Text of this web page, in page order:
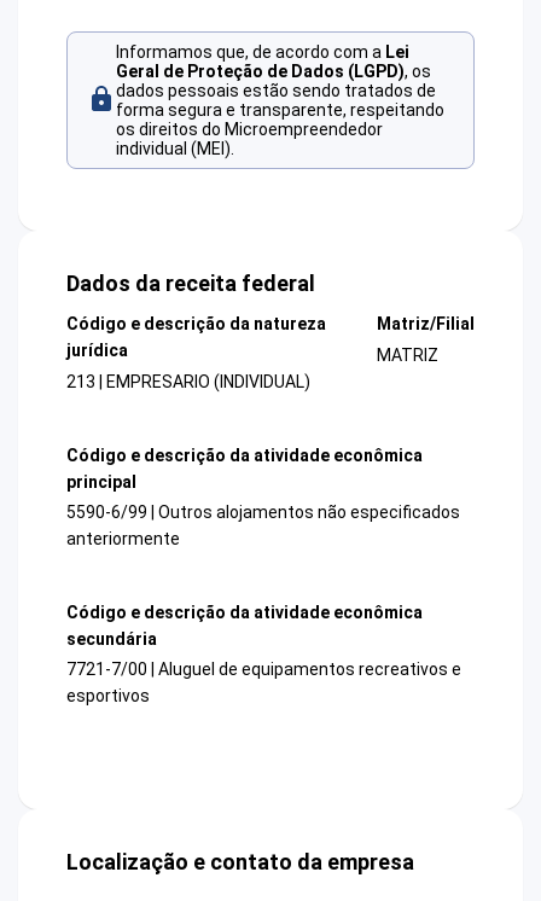
Informamos que, de acordo com a Lei
Geral de Proteção de Dados (LGPD), os
dados pessoais estão sendo tratados de
forma segura e transparente, respeitando
os direitos do Microempreendedor
individual (MEI).
Dados da receita federal
Código e descrição da natureza
jurídica
213 | EMPRESARIO (INDIVIDUAL)
Matriz/Filial
MATRIZ
Código e descrição da atividade econômica
principal
5590-6/99 | Outros alojamentos não especificados
anteriormente
Código e descrição da atividade econômica
secundária
7721-7/00 | Aluguel de equipamentos recreativos e
esportivos
Localização e contato da empresa